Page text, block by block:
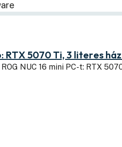
RTX 5070 Ti, 3 literes
NUC 16 mini PC-t: RTX